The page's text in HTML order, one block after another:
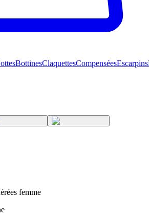
BottinesClaquettesCompenséesEscarpins
femme